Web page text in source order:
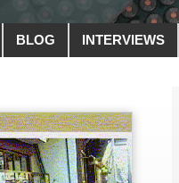
BLOG INTERVIEWS